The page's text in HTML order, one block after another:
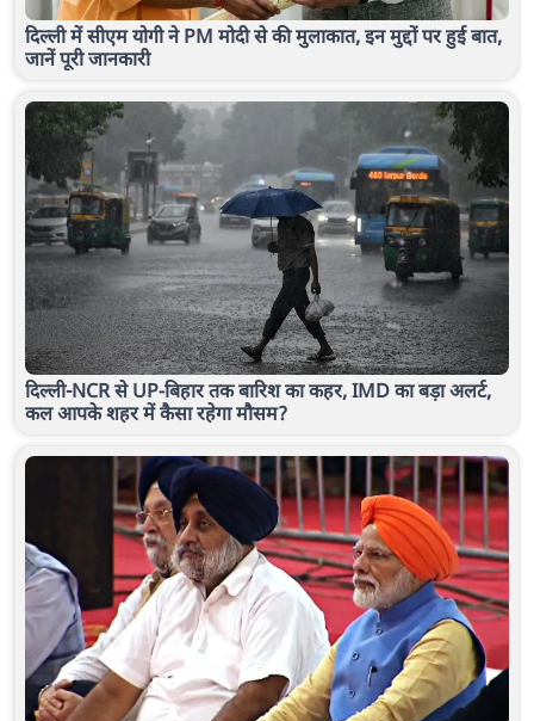
दिल्ली में सीएम योगी ने PM मोदी से की मुलाकात, इन मुद्दों पर हुई बात,
जानें पूरी जानकारी
दिल्ली-NCR से UP-बिहार तक बारिश का कहर, IMD का बड़ा अलर्ट,
कल आपके शहर में कैसा रहेगा मौसम?